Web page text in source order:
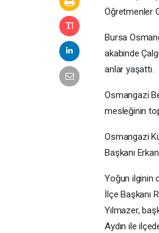
Öğretmenler
Bursa
akabinde
anlar yaşattı.
Osmangazi
mesleğinin
Osmangazi
Başkanı
Yoğun ilginin
İlçe Başkanı
Yılmazer,
Aydın ile